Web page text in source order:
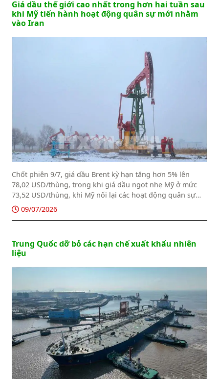
Giá dầu thế giới cao nhất trong hơn hai tuần sau
khi Mỹ tiến hành hoạt động quân sự mới nhằm
vào Iran
Chốt phiên 9/7, giá dầu Brent kỳ hạn tăng hơn 5% lên
78,02 USD/thùng, trong khi giá dầu ngọt nhẹ Mỹ ở mức
73,52 USD/thùng, khi Mỹ nối lại các hoạt động quân sự
nhằm vào Iran.
09/07/2026
Trung Quốc dỡ bỏ các hạn chế xuất khẩu nhiên
liệu